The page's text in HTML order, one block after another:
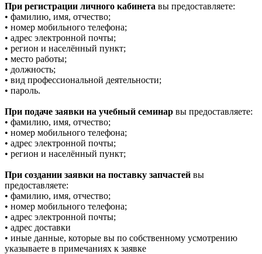
При регистрации личного кабинета вы предоставляете:
• фамилию, имя, отчество;
• номер мобильного телефона;
• адрес электронной почты;
• регион и населённый пункт;
• место работы;
• должность;
• вид профессиональной деятельности;
• пароль.
При подаче заявки на учебный семинар вы предоставляете:
• фамилию, имя, отчество;
• номер мобильного телефона;
• адрес электронной почты;
• регион и населённый пункт;
При создании заявки на поставку запчастей вы
предоставляете:
• фамилию, имя, отчество;
• номер мобильного телефона;
• адрес электронной почты;
• адрес доставки
• иные данные, которые вы по собственному усмотрению
указываете в примечаниях к заявке